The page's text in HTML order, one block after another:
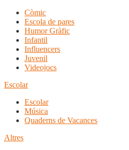
Còmic
Escola de pares
Humor Gràfic
Infantil
Influencers
Juvenil
Videojocs
Escolar
Escolar
Música
Quaderns de Vacances
Altres